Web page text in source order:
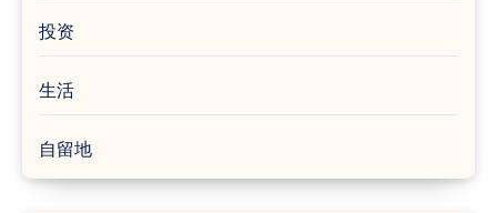
投资
生活
自留地